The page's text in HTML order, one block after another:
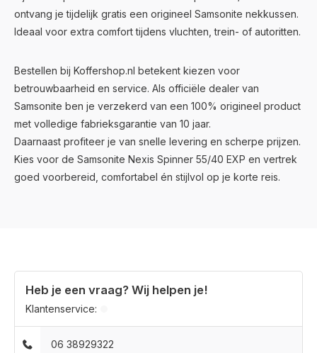
ontvang je tijdelijk gratis een origineel Samsonite nekkussen.
Ideaal voor extra comfort tijdens vluchten, trein- of autoritten.
Bestellen bij Koffershop.nl betekent kiezen voor
betrouwbaarheid en service. Als officiële dealer van
Samsonite ben je verzekerd van een 100% origineel product
met volledige fabrieksgarantie van 10 jaar.
Daarnaast profiteer je van snelle levering en scherpe prijzen.
Kies voor de Samsonite Nexis Spinner 55/40 EXP en vertrek
goed voorbereid, comfortabel én stijlvol op je korte reis.
Heb je een vraag? Wij helpen je!
Klantenservice:
06 38929322